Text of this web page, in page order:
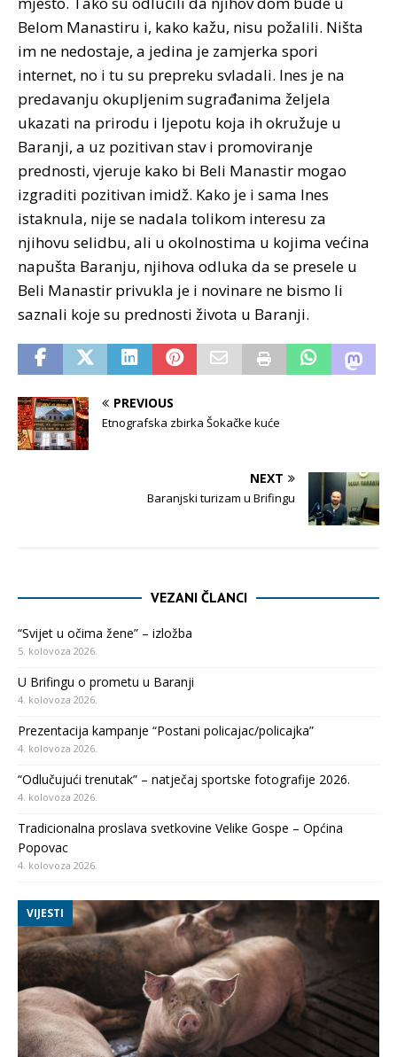
Belom Manastiru i, kako kažu, nisu požalili. Ništa
im ne nedostaje, a jedina je zamjerka spori
internet, no i tu su prepreku svladali. Ines je na
predavanju okupljenim sugrađanima željela
ukazati na prirodu i ljepotu koja ih okružuje u
Baranji, a uz pozitivan stav i promoviranje
prednosti, vjeruje kako bi Beli Manastir mogao
izgraditi pozitivan imidž. Kako je i sama Ines
istaknula, nije se nadala tolikom interesu za
njihovu selidbu, ali u okolnostima u kojima većina
napušta Baranju, njihova odluka da se presele u
Beli Manastir privukla je i novinare ne bismo li
saznali koje su prednosti života u Baranji.
PREVIOUS
Etnografska zbirka Šokačke kuće
NEXT
Baranjski turizam u Brifingu
VEZANI ČLANCI
“Svijet u očima žene” – izložba
5. kolovoza 2026.
U Brifingu o prometu u Baranji
4. kolovoza 2026.
Prezentacija kampanje “Postani policajac/policajka”
4. kolovoza 2026.
“Odlučujući trenutak” – natječaj sportske fotografije 2026.
4. kolovoza 2026.
Tradicionalna proslava svetkovine Velike Gospe – Općina
Popovac
4. kolovoza 2026.
VIJESTI